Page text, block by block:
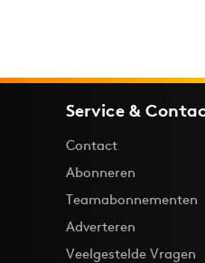
Service &
Contact
Abonneren
Teamabonnementen
Adverteren
Veelgestelde Vragen